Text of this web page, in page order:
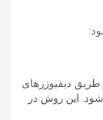
طریق دیفیوزرهای
این روش در